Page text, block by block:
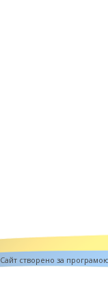
Cайт створено за